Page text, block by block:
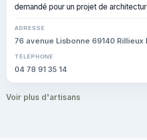
demandé pour un projet de
ADRESSE
76 avenue Lisbonne 69140 Rillieux
TÉLÉPHONE
04 78 91 35 14
Voir plus d'artisans